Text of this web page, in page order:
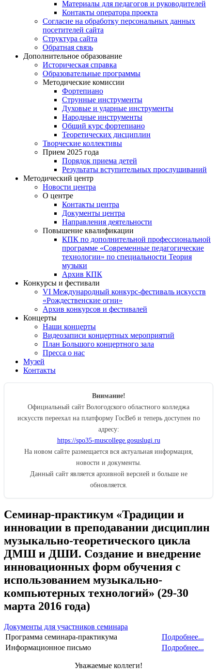
Материалы для педагогов и руководителей
Контакты оператора проекта
Согласие на обработку персональных данных
посетителей сайта
Структура сайта
Обратная связь
Дополнительное образование
Историческая справка
Образовательные программы
Методические комиссии
Фортепиано
Струнные инструменты
Духовые и ударные инструменты
Народные инструменты
Общий курс фортепиано
Теоретических дисциплин
Творческие коллективы
Прием 2025 года
Порядок приема детей
Результаты вступительных прослушиваний
Методический центр
Новости центра
О центре
Контакты центра
Документы центра
Направления деятельности
Повышение квалификации
КПК по дополнительной профессиональной
программе «Современные педагогические
технологии» по специальности Теория
музыки
Архив КПК
Конкурсы и фестивали
VI Международный конкурс-фестиваль искусств
«Рождественские огни»
Архив конкурсов и фестивалей
Концерты
Наши концерты
Видеозаписи концертных мероприятий
План Большого концертного зала
Пресса о нас
Музей
Контакты
Внимание!
Официальный сайт Вологодского областного колледжа
искусств переехал на платформу ГосВеб и теперь доступен по
адресу:
https://spo35-muscollege.gosuslugi.ru
На новом сайте размещается вся актуальная информация,
новости и документы.
Данный сайт является архивной версией и больше не
обновляется.
Семинар-практикум «Традиции и
инновации в преподавании дисциплин
музыкально-теоретического цикла
ДМШ и ДШИ. Создание и внедрение
инновационных форм обучения с
использованием музыкально-
компьютерных технологий» (29-30
марта 2016 года)
Документы для участников семинара
Программа семинара-практикума
Подробнее...
Информационное письмо
Подробнее...
Уважаемые коллеги!